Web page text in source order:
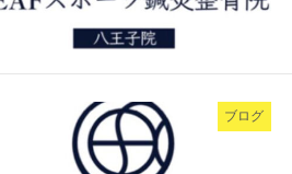
ブログ